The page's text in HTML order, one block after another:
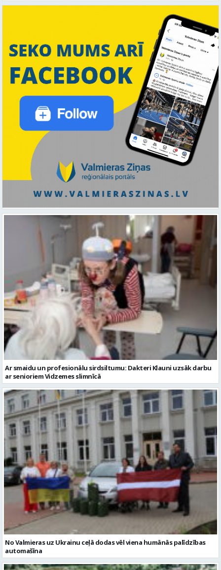
Ar smaidu un profesionālu sirdsiltumu: Dakteri Klauni uzsāk darbu
ar senioriem Vidzemes slimnīcā
No Valmieras uz Ukrainu ceļā dodas vēl viena humānās palīdzības
automašīna